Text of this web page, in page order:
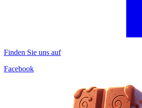
Finden Sie uns auf
Facebook